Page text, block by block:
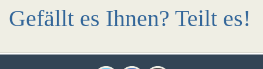
Gefällt es Ihnen? Teilt es!